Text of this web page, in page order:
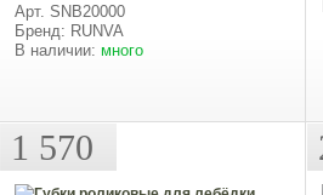
Арт. SNB20000
Бренд: RUNVA
В наличии: много
1 570